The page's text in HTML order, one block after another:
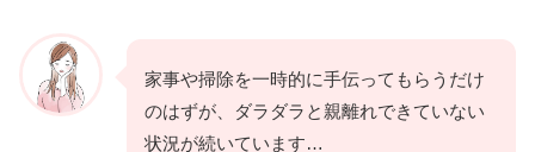
家事や掃除を一時的に手伝ってもらうだけ
のはずが、ダラダラと親離れできていない
状況が続いています…